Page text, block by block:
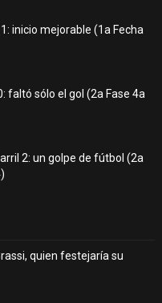
inicio mejorable (1a Fecha
faltó sólo el gol (2a Fase 4a
2: un golpe de fútbol (2a
quien festejaría su